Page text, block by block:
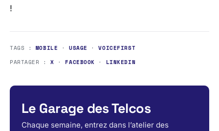
!
TAGS : MOBILE · USAGE ·VOICEFIRST
PARTAGER :X · FACEBOOK · LINKEDIN
Le Garage des Telcos
Chaque semaine, entrez dans l’atelier des